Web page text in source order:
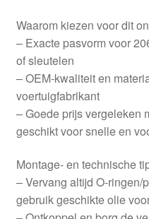
Waarom kiezen voor dit
– Exacte pasvorm voor
of sleutelen
– OEM-kwaliteit en
voertuigfabrikant
– Goede prijs vergeleken
geschikt voor snelle en
Montage- en technische
– Vervang altijd O-
gebruik geschikte olie